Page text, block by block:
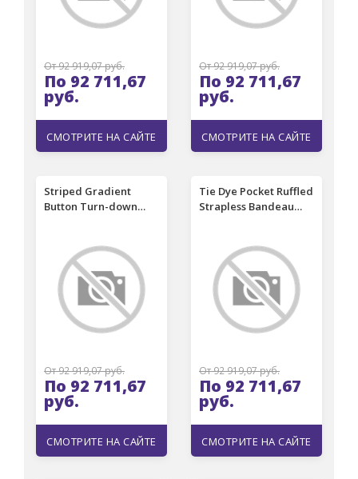
От 92 919,07 руб.
По 92 711,67
руб.
СМОТРИТЕ НА САЙТЕ
От 92 919,07 руб.
По 92 711,67
руб.
СМОТРИТЕ НА САЙТЕ
Striped Gradient
Button Turn-down
От 92 919,07 руб.
По 92 711,67
руб.
СМОТРИТЕ НА САЙТЕ
Tie Dye Pocket Ruffled
Strapless Bandeau
От 92 919,07 руб.
По 92 711,67
руб.
СМОТРИТЕ НА САЙТЕ